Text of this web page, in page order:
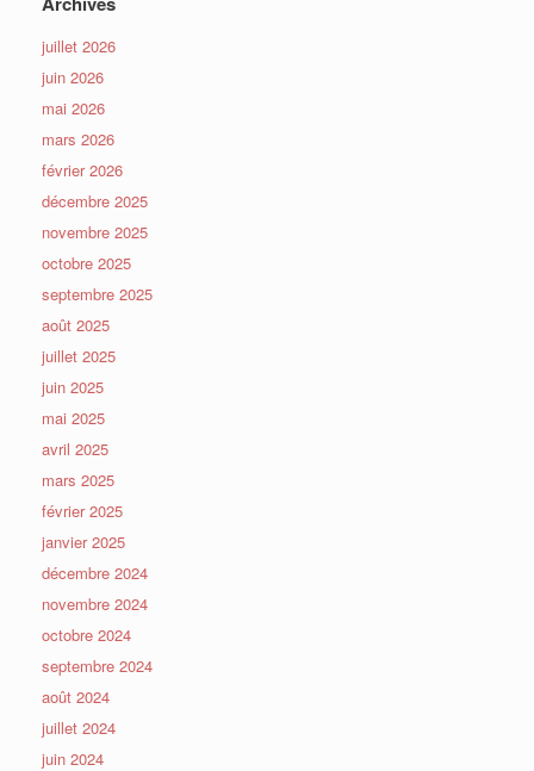
juillet 2026
juin 2026
mai 2026
mars 2026
février 2026
décembre 2025
novembre 2025
octobre 2025
septembre 2025
août 2025
juillet 2025
juin 2025
mai 2025
avril 2025
mars 2025
février 2025
janvier 2025
décembre 2024
novembre 2024
octobre 2024
septembre 2024
août 2024
juillet 2024
juin 2024